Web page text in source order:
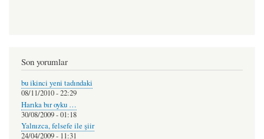
Son yorumlar
bu ikinci yeni tadındaki
08/11/2010 - 22:29
Harıka bır oyku …
30/08/2009 - 01:18
Yalnızca, felsefe ile şiir
24/04/2009 - 11:31